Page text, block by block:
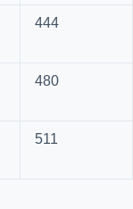
444
480
511